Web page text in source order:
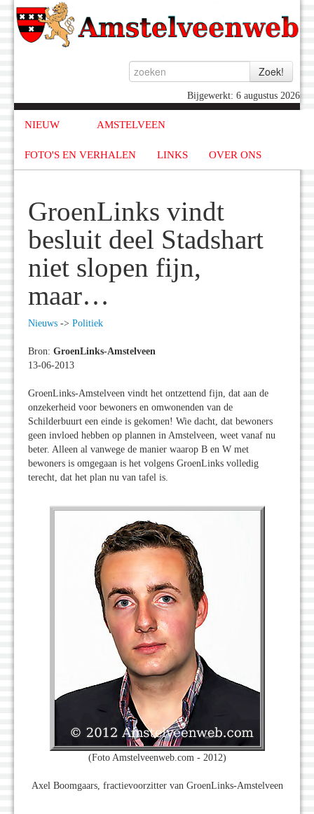
Bijgewerkt: 6 augustus 2026
NIEUW AMSTELVEEN
FOTO'S EN VERHALEN LINKS OVER ONS
GroenLinks vindt
besluit deel Stadshart
niet slopen fijn,
maar…
Nieuws -> Politiek
Bron: GroenLinks-Amstelveen
13-06-2013
GroenLinks-Amstelveen vindt het ontzettend fijn, dat aan de
onzekerheid voor bewoners en omwonenden van de
Schilderbuurt een einde is gekomen! Wie dacht, dat bewoners
geen invloed hebben op plannen in Amstelveen, weet vanaf nu
beter. Alleen al vanwege de manier waarop B en W met
bewoners is omgegaan is het volgens GroenLinks volledig
terecht, dat het plan nu van tafel is.
(Foto Amstelveenweb.com - 2012)
Axel Boomgaars, fractievoorzitter van GroenLinks-Amstelveen